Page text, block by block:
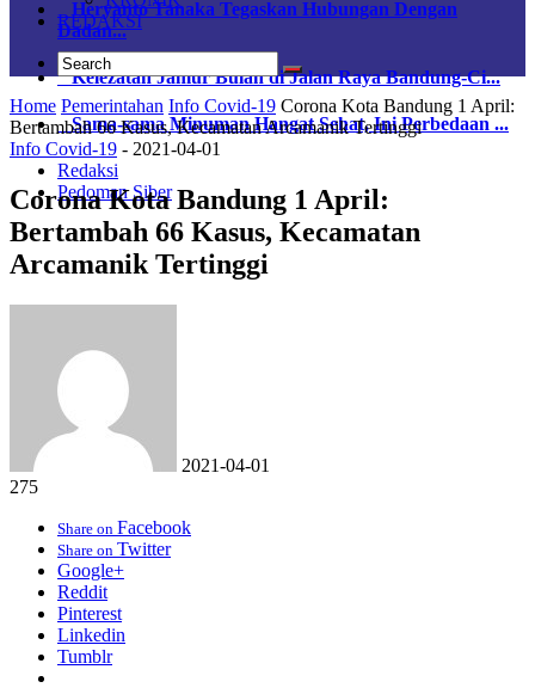
Heryanto Tanaka Tegaskan Hubungan Dengan
Dadan...
Kelezatan Jamur Bulan di Jalan Raya Bandung-Ci...
Sama-sama Minuman Hangat Sehat, Ini Perbedaan ...
Redaksi
Pedoman Siber
REDAKSI
Home Pemerintahan Info Covid-19 Corona Kota Bandung 1 April:
Bertambah 66 Kasus, Kecamatan Arcamanik Tertinggi
Info Covid-19 - 2021-04-01
Corona Kota Bandung 1 April:
Bertambah 66 Kasus, Kecamatan
Arcamanik Tertinggi
2021-04-01
275
Share on Facebook
Share on Twitter
Google+
Reddit
Pinterest
Linkedin
Tumblr